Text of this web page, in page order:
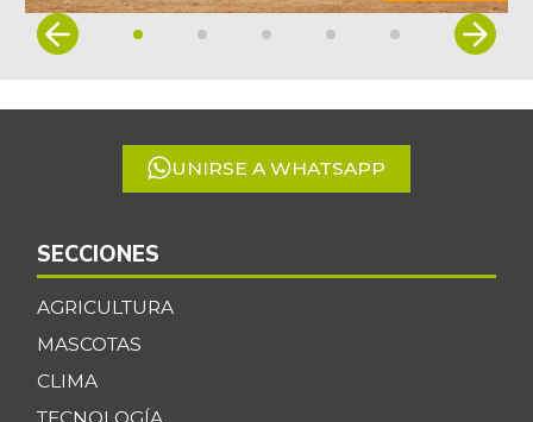
Item
5
UNIRSE A WHATSAPP
SECCIONES
AGRICULTURA
MASCOTAS
CLIMA